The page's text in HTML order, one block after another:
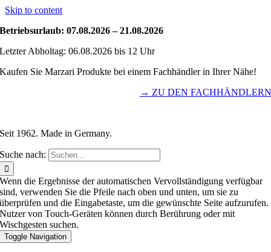
Skip to content
Betriebsurlaub: 07.08.2026 – 21.08.2026
Letzter Abholtag: 06.08.2026 bis 12 Uhr
Kaufen Sie Marzari Produkte bei einem Fachhändler in Ihrer Nähe!
→ ZU DEN FACHHÄNDLERN
Seit 1962. Made in Germany.
Suche nach:
Wenn die Ergebnisse der automatischen Vervollständigung verfügbar
sind, verwenden Sie die Pfeile nach oben und unten, um sie zu
überprüfen und die Eingabetaste, um die gewünschte Seite aufzurufen.
Nutzer von Touch-Geräten können durch Berührung oder mit
Wischgesten suchen.
Toggle Navigation